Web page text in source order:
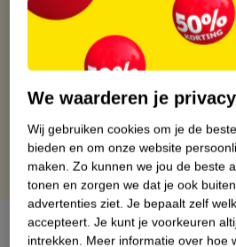
Gratis ophalen in de winkel
Op werkdagen voor 22:00 uur
Gratis thuisbezorgd vanaf 50.00
Gratis retourneren binnen 30 dagen
Gratis punten met je Kruidvat kaart
Over dit product
We waarderen je privacy
Wij gebruiken cookies om je de
bieden en om onze website
maken. Zo kunnen we jou de beste
tonen en zorgen we dat je ook
advertenties ziet. Je bepaalt zelf
accepteert. Je kunt je voorkeuren
intrekken. Meer informatie over hoe